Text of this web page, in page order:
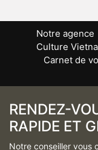
Notre agence
Culture
Carnet de
RENDEZ-
RAPIDE ET
Notre conseiller vous